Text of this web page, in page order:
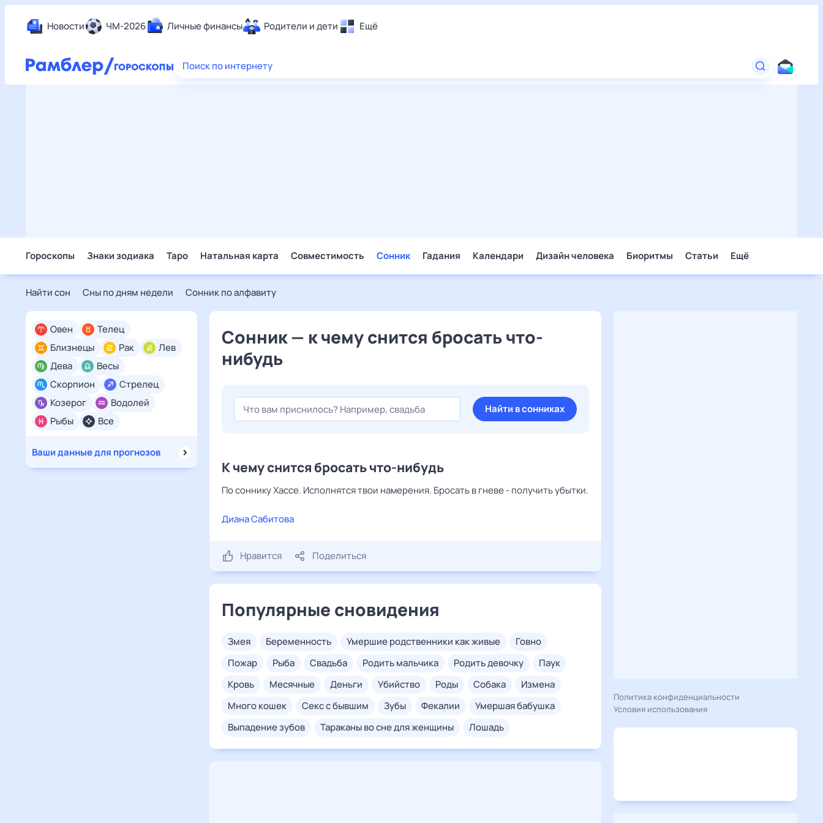
Новости ЧМ-2026 Личные финансы Родители и дети Ещё
Еда
Поиск по интернету
Гороскопы Знаки зодиака Таро Натальная карта Совместимость Сонник Гадания Календари Дизайн человека Биоритмы Статьи Ещё
Найти сон Сны по дням недели Сонник по алфавиту
Все
Овен
Телец
Близнецы
Рак
Лев
Дева
Весы
Скорпион
Стрелец
Козерог
Водолей
Рыбы
Ваши данные для прогнозов
Сонник — к чему снится бросать что-
нибудь
Найти в сонниках
К чему снится бросать что-нибудь
По соннику Хассе. Исполнятся твои намерения. Бросать в гневе - получить убытки.
Диана Сабитова
Нравится Поделиться
Популярные сновидения
змея беременность умершие родственники как живые
говно
пожар
рыба свадьба родить мальчика родить девочку
паук
кровь
месячные деньги убийство роды собака
измена
много кошек
секс с бывшим зубы фекалии
умершая бабушка
выпадение зубов
тараканы во сне для женщины лошадь
Политика конфиденциальности
Условия использования